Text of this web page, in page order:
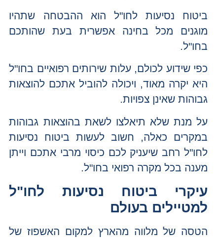
ביטוח נסיעות לחו"ל הוא ההבטחה שתהיו
מוגנים מכל בחינה אפשרית בעת שהותכם
בחו"ל.
כפי שידוע לכולם, עלות שירותים רפואיים בחו"ל
היא יקרה מאוד, ויכולה להוביל אתכם להוצאות
גבוהות שאינן צפויות.
על מנת שלא תיאלצו לשאת בהוצאות גבוהות
במקרים כאלה, חשוב לעשות ביטוח נסיעות
לחו"ל רחב שיעניק לכם כיסוי מרבי אתכם וייתן
מענה בכל מקרה רפואי בחו"ל.
עיקרי ביטוח נסיעות לחו"ל
למטיילים בעולם
הטסה של מלווה מהארץ למקום האשפוז של